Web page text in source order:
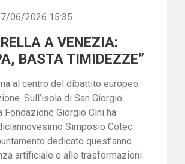
06/2026 15:35
A VENEZIA:
BASTA TIMIDEZZE”
al centro del dibattito europeo
Sull’isola di San Giorgio
Fondazione Giorgio Cini ha
Simposio Cotec
dedicato quest’anno
artificiale e alle trasformazioni